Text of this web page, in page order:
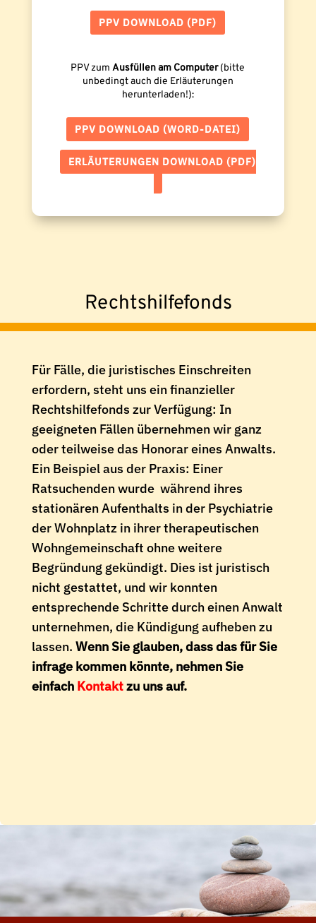
PPV DOWNLOAD (PDF)
PPV zumAusfüllen am Computer(bitte
unbedingt auch die Erläuterungen
herunterladen!):
PPV DOWNLOAD (WORD-DATEI)
ERLÄUTERUNGEN DOWNLOAD (PDF)
Rechtshilfefonds
Für Fälle, die juristisches Einschreiten
erfordern, steht uns ein finanzieller
Rechtshilfefonds zur Verfügung: In
geeigneten Fällen übernehmen wir ganz
oder teilweise das Honorar eines Anwalts.
Ein Beispiel aus der Praxis: Einer
Ratsuchenden wurde während ihres
stationären Aufenthalts in der Psychiatrie
der Wohnplatz in ihrer therapeutischen
Wohngemeinschaft ohne weitere
Begründung gekündigt. Dies ist juristisch
nicht gestattet, und wir konnten
entsprechende Schritte durch einen Anwalt
unternehmen, die Kündigung aufheben zu
lassen. Wenn Sie glauben, dass das für Sie
infrage kommen könnte, nehmen Sie
einfach Kontaktzu uns auf.